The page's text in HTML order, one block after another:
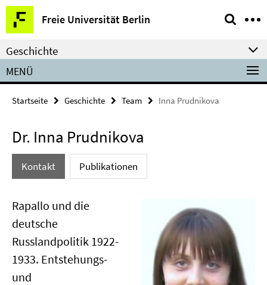
Springe
direkt
zu
Inhalt
Freie Universität Berlin
Service-
Navigation
Geschichte
MENÜ
Startseite Geschichte Team Inna Prudnikova
Dr. Inna Prudnikova
Kontakt Publikationen
Rapallo und die
deutsche
Russlandpolitik 1922-
1933. Entstehungs-
und